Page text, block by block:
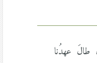
طالَ عهدُنا